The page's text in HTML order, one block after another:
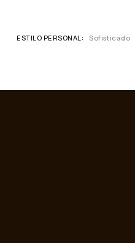
ESTILO PERSONAL Sofisticado